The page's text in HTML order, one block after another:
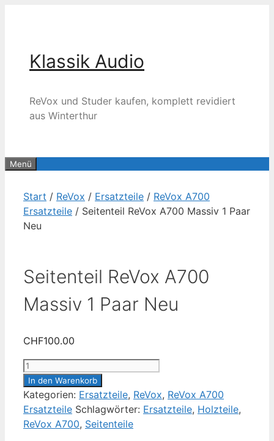
Klassik Audio
ReVox und Studer kaufen, komplett revidiert
aus Winterthur
Menü
Start / ReVox / Ersatzteile / ReVox A700
Ersatzteile / Seitenteil ReVox A700 Massiv 1 Paar
Neu
Seitenteil ReVox A700
Massiv 1 Paar Neu
CHF100.00
Seitenteil
ReVox
A700
Massiv
1
In den Warenkorb
Kategorien: Ersatzteile, ReVox, ReVox A700
Ersatzteile Schlagwörter: Ersatzteile, Holzteile,
ReVox A700, Seitenteile